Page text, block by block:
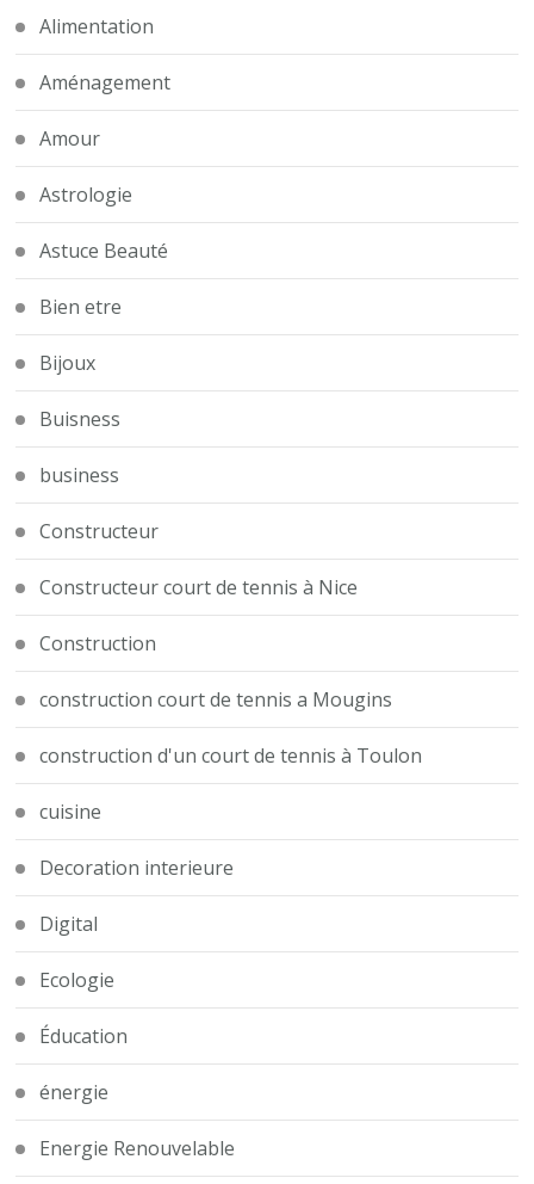
Alimentation
Aménagement
Amour
Astrologie
Astuce Beauté
Bien etre
Bijoux
Buisness
business
Constructeur
Constructeur court de tennis à Nice
Construction
construction court de tennis a Mougins
construction d'un court de tennis à Toulon
cuisine
Decoration interieure
Digital
Ecologie
Éducation
énergie
Energie Renouvelable